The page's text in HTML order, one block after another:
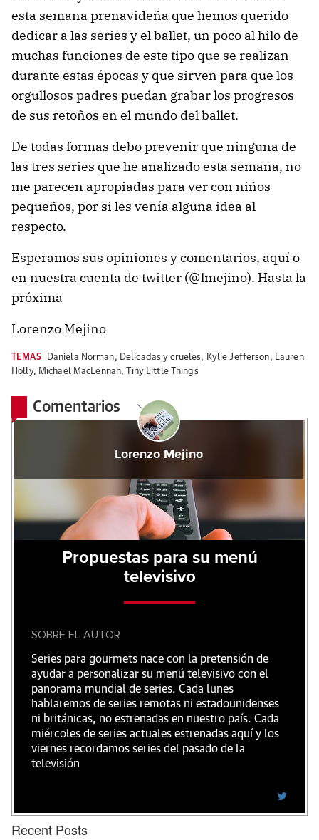
esta semana prenavideña que hemos querido
dedicar a las series y el ballet, un poco al hilo de
muchas funciones de este tipo que se realizan
durante estas épocas y que sirven para que los
orgullosos padres puedan grabar los progresos
de sus retoños en el mundo del ballet.
De todas formas debo prevenir que ninguna de
las tres series que he analizado esta semana, no
me parecen apropiadas para ver con niños
pequeños, por si les venía alguna idea al
respecto.
Esperamos sus opiniones y comentarios, aquí o
en nuestra cuenta de twitter (@lmejino). Hasta la
próxima
Lorenzo Mejino
TEMAS Daniela Norman, Delicadas y crueles, Kylie Jefferson, Lauren
Holly, Michael MacLennan, Tiny Little Things
Comentarios
Lorenzo Mejino
Propuestas para su menú
televisivo
SOBRE EL AUTOR
Series para gourmets nace con la pretensión de
ayudar a personalizar su menú televisivo con el
panorama mundial de series. Cada lunes
hablaremos de series remotas ni estadounidenses
ni británicas, no estrenadas en nuestro país. Cada
miércoles de series actuales estrenadas aquí y los
viernes recordamos series del pasado de la
televisión
Recent Posts